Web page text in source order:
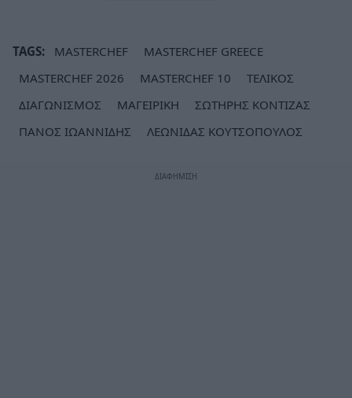
TAGS: MASTERCHEF
MASTERCHEF GREECE
MASTERCHEF 2026
MASTERCHEF 10
ΤΕΛΙΚΟΣ
ΔΙΑΓΩΝΙΣΜΟΣ
ΜΑΓΕΙΡΙΚΗ
ΣΩΤΗΡΗΣ ΚΟΝΤΙΖΑΣ
ΠΑΝΟΣ ΙΩΑΝΝΙΔΗΣ
ΛΕΩΝΙΔΑΣ ΚΟΥΤΣΟΠΟΥΛΟΣ